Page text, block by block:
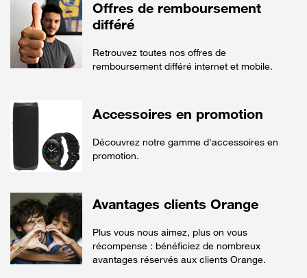
Offres de remboursement
différé
Retrouvez toutes nos offres de
remboursement différé internet et mobile.
Accessoires en promotion
Découvrez notre gamme d'accessoires en
promotion.
Avantages clients Orange
Plus vous nous aimez, plus on vous
récompense : bénéficiez de nombreux
avantages réservés aux clients Orange.